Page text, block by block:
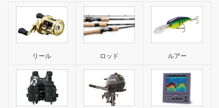
リール ロッド ルアー